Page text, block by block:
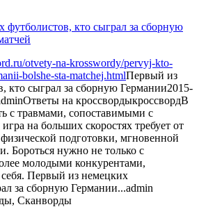
otvety-na-krosswordy/pervyj-kto-
bolshe-sta-matchej.htmlПервый из
кто сыграл за сборную Германии2015-
Ответы на кроссвордыкроссвордВ
с травмами, сопоставимыми с
на больших скоростях требует от
подготовки, мгновенной
Бороться нужно не только с
молодыми конкурентами,
Первый из немецких
за сборную Германии...admin
Сканворды